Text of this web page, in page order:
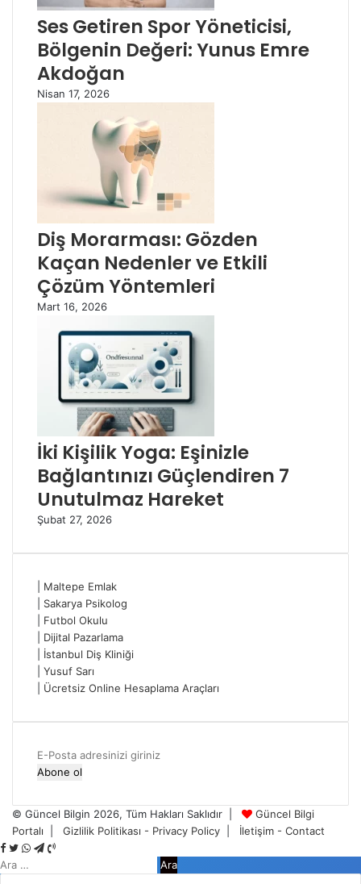
Ses Getiren Spor Yöneticisi,
Bölgenin Değeri: Yunus Emre
Akdoğan
Nisan 17, 2026
Diş Morarması: Gözden
Kaçan Nedenler ve Etkili
Çözüm Yöntemleri
Mart 16, 2026
İki Kişilik Yoga: Eşinizle
Bağlantınızı Güçlendiren 7
Unutulmaz Hareket
Şubat 27, 2026
Maltepe Emlak
Sakarya Psikolog
Futbol Okulu
Dijital Pazarlama
İstanbul Diş Kliniği
Yusuf Sarı
Ücretsiz Online Hesaplama Araçları
E-
Posta
giriniz
© Güncel Bilgin 2026, Tüm Hakları Saklıdır |
Güncel Bilgi
Portalı
Gizlilik Politikası - Privacy Policy
İletişim - Contact
Facebook
Twitter
WhatsApp
Telegram
Arama: